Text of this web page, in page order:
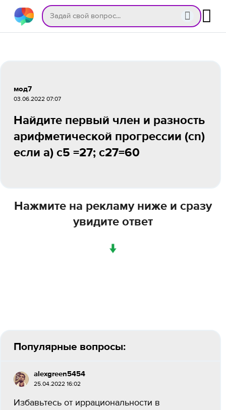
мод7
03.06.2022 07:07
Найдите первый член и разность
арифметической прогрессии (cn)
если а) с5 =27; с27=60
Нажмите на рекламу ниже и сразу
увидите ответ
↓
Популярные вопросы:
alexgreen5454
25.04.2022 16:02
Избавьтесь от иррациональности в